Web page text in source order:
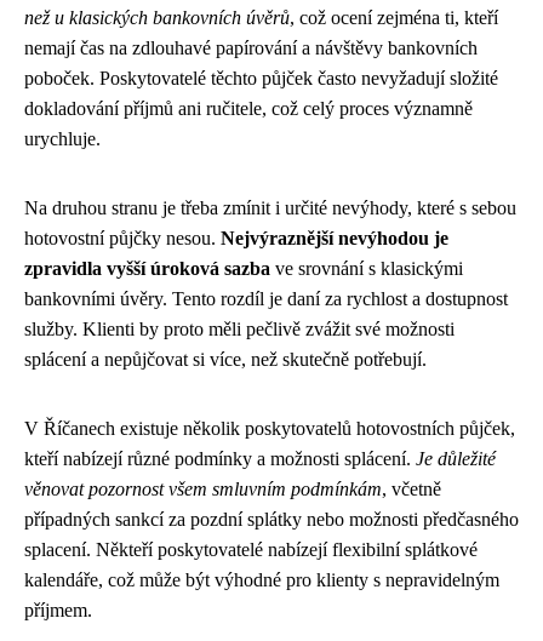
než u klasických bankovních úvěrů, což ocení zejména ti, kteří
nemají čas na zdlouhavé papírování a návštěvy bankovních
poboček. Poskytovatelé těchto půjček často nevyžadují složité
dokladování příjmů ani ručitele, což celý proces významně
urychluje.
Na druhou stranu je třeba zmínit i určité nevýhody, které s sebou
hotovostní půjčky nesou. Nejvýraznější nevýhodou je
zpravidla vyšší úroková sazba ve srovnání s klasickými
bankovními úvěry. Tento rozdíl je daní za rychlost a dostupnost
služby. Klienti by proto měli pečlivě zvážit své možnosti
splácení a nepůjčovat si více, než skutečně potřebují.
V Říčanech existuje několik poskytovatelů hotovostních půjček,
kteří nabízejí různé podmínky a možnosti splácení. Je důležité
věnovat pozornost všem smluvním podmínkám, včetně
případných sankcí za pozdní splátky nebo možnosti předčasného
splacení. Někteří poskytovatelé nabízejí flexibilní splátkové
kalendáře, což může být výhodné pro klienty s nepravidelným
příjmem.